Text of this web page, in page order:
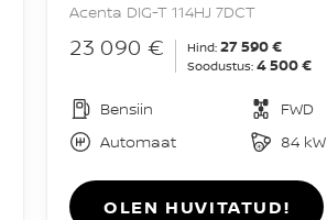
Acenta DIG-T 114HJ 7DCT
23 090 € Hind: 27 590 €
Soodustus: 4 500 €
Bensiin
FWD
Automaat
84 kW
OLEN HUVITATUD!